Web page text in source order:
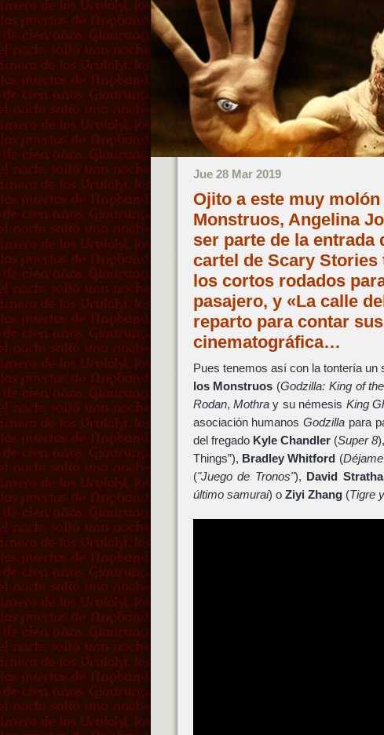
Jue 28 Mar 2019
Ojito a este muy
Monstruos, Angelina
ser parte de la entrada
cartel de Scary Stories
los cortos rodados
pasajero, y «La calle
reparto para contar
cinematográfica…
Pues tenemos así con la tontería
los Monstruos (Godzilla: King of
Rodan, Mothra y su némesis King
asociación humanosGodzilla para
del fregado Kyle Chandler(Super 8
Things”), Bradley Whitford (
("Juego de Tronos"), David
último samurai) o Ziyi Zhang(Tigre